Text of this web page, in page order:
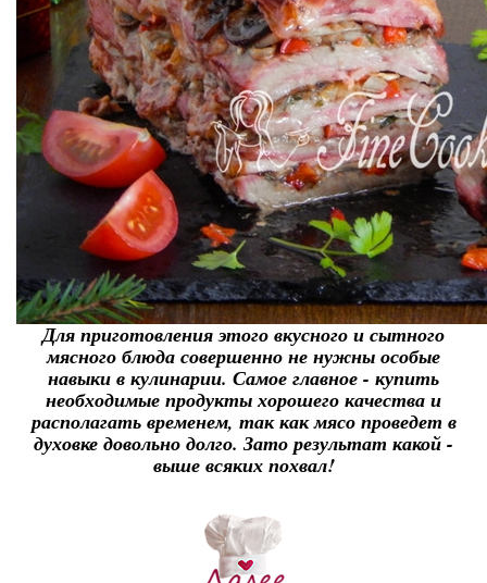
Для приготовления этого вкусного и сытного
мясного блюда совершенно не нужны особые
навыки в кулинарии. Самое главное - купить
необходимые продукты хорошего качества и
располагать временем, так как мясо проведет в
духовке довольно долго. Зато результат какой -
выше всяких похвал!